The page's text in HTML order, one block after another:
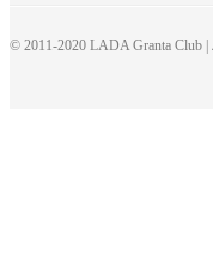
© 2011-2020 LADA Granta Club |